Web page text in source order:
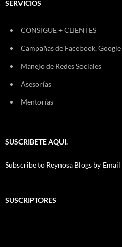
SERVICIOS
CONSIGUE + CLIENTES
Campañas de Facebook, Google
Manejo de Redes Sociales
Asesorías
Mentorías
SUSCRIBETE AQUI.
Subscribe to Reynosa Blogs by Email
SUSCRIPTORES